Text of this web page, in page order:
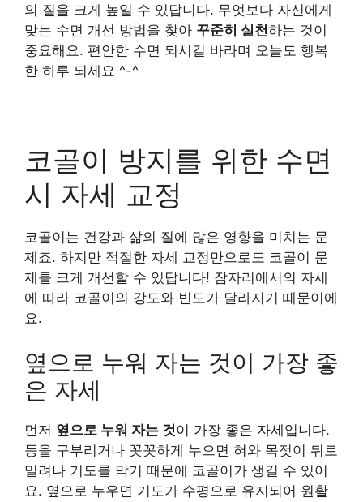
의 질을 크게 높일 수 있답니다. 무엇보다 자신에게
맞는 수면 개선 방법을 찾아 꾸준히 실천하는 것이
중요해요. 편안한 수면 되시길 바라며 오늘도 행복
한 하루 되세요 ^-^
코골이 방지를 위한 수면
시 자세 교정
코골이는 건강과 삶의 질에 많은 영향을 미치는 문
제죠. 하지만 적절한 자세 교정만으로도 코골이 문
제를 크게 개선할 수 있답니다! 잠자리에서의 자세
에 따라 코골이의 강도와 빈도가 달라지기 때문이에
요.
옆으로 누워 자는 것이 가장 좋
은 자세
먼저 옆으로 누워 자는 것이 가장 좋은 자세입니다.
등을 구부리거나 꼿꼿하게 누으면 혀와 목젖이 뒤로
밀려나 기도를 막기 때문에 코골이가 생길 수 있어
요. 옆으로 누우면 기도가 수평으로 유지되어 원활